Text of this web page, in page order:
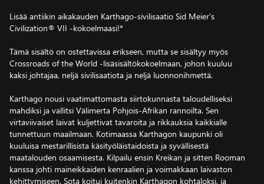
Lisää antiikin aikakauden Karthago-sivilisaatio Sid Meier's
Civilization® VII -kokoelmaasi!*
Tämä sisältö on ostettavissa erikseen, mutta se sisältyy myös
Crossroads of the World -lisäsisältökokoelmaan, johon kuuluu
kaksi johtajaa, neljä sivilisaatiota ja neljä luonnonihmettä.
Karthago nousi vaatimattomasta siirtokunnasta taloudelliseksi
mahdiksi ja vallitsi Välimerta Pohjois-Afrikan rannoilta. Sen
virtaviivaiset laivat kuljettivat tavaroita ja rikkauksia kaikkialle
tunnettuun maailmaan. Kotimaassa Karthagon kaupunki oli
kuuluisa mestarillisista käsityöläistaidoista ja syvällisestä
maatalouden osaamisesta. Kilpailu ensin Kreikan ja sitten Rooman
kanssa johti maineikkaiden kenraalien ja voimakkaan laivaston
kehittymiseen. Sota koitui kuitenkin Karthagon kohtaloksi, ja